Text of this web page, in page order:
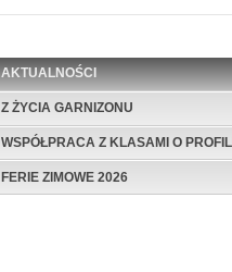
AKTUALNOŚCI
Z ŻYCIA GARNIZONU
WSPÓŁPRACA Z KLASAMI O
FERIE ZIMOWE 2026